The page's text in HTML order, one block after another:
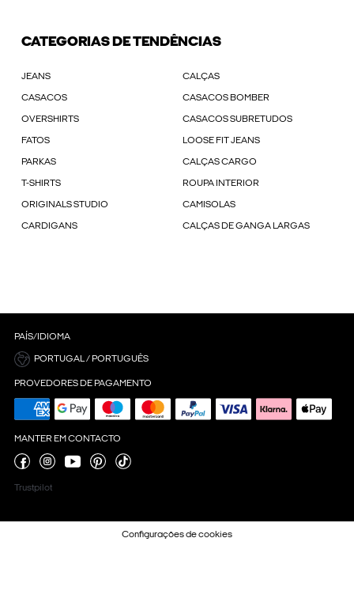
CATEGORIAS DE TENDÊNCIAS
JEANS CALÇAS
CASACOS CASACOS BOMBER
OVERSHIRTS CASACOS SUBRETUDOS
FATOS LOOSE FIT JEANS
PARKAS CALÇAS CARGO
T-SHIRTS ROUPA INTERIOR
ORIGINALS STUDIO CAMISOLAS
CARDIGANS CALÇAS DE GANGA LARGAS
PAÍS/IDIOMA
PORTUGAL / PORTUGUÊS
PROVEDORES DE PAGAMENTO
MANTER EM CONTACTO
Trustpilot
Configurações de cookies